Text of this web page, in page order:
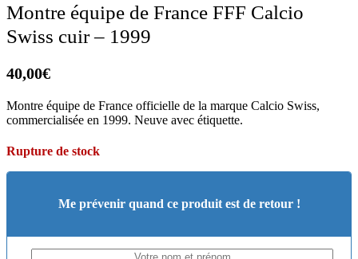
Montre équipe de France FFF Calcio
Swiss cuir – 1999
40,00€
Montre équipe de France officielle de la marque Calcio Swiss,
commercialisée en 1999. Neuve avec étiquette.
Rupture de stock
Me prévenir quand ce produit est de retour !